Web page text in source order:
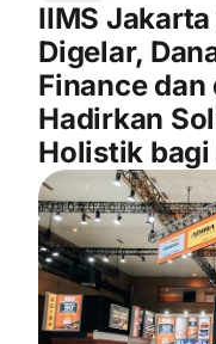
IIMS
Digelar,
Finance dan
Hadirkan
Holistik